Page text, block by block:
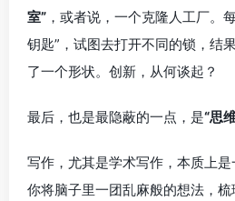
室” ，或者说，一个克隆人工厂。
钥匙”，试图去打开不同的锁，结
了一个形状。创新，从何谈起？
最后，也是最隐蔽的一点，是“思
写作，尤其是学术写作，本质上
你将脑子里一团乱麻般的想法，